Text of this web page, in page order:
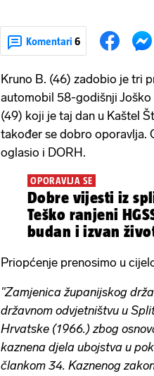
Komentari 6
Kruno B. (46) zadobio je tri
automobil 58-godišnji Joško
(49) koji je taj dan u Kaštel
također se dobro oporavlja.
oglasio i DORH.
OPORAVLJA SE
Dobre vijesti iz
Teško ranjeni
budan i izvan
Priopćenje prenosimo u
"Zamjenica županijskog
državnom odvjetništvu u
Hrvatske (1966.) zbog
kaznena djela ubojstva u
člankom 34. Kaznenog